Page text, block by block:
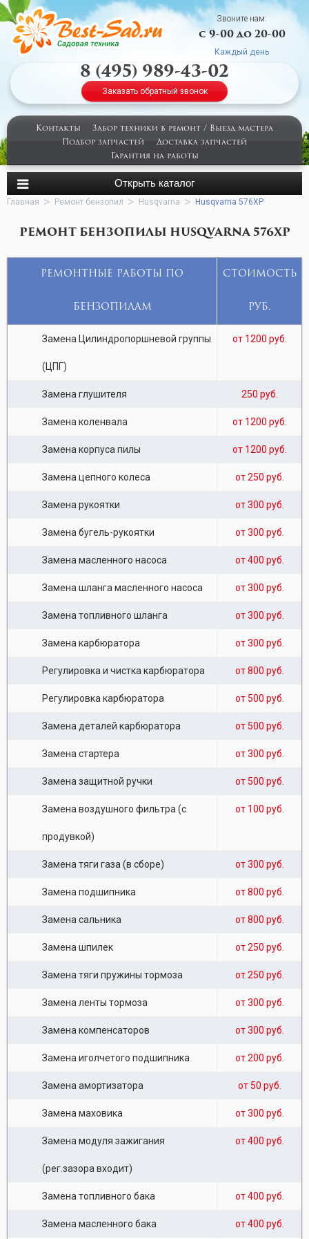
Звоните нам:
с 9-00 до 20-00
Каждый день
8 (495) 989-43-02
Заказать обратный звонок
Контакты
Забор техники в ремонт / Выезд мастера
Подбор запчастей
Доставка запчастей
Гарантия на работы
Главная Ремонт бензопил Husqvarna Husqvarna 576XP
РЕМОНТ БЕНЗОПИЛЫ HUSQVARNA 576XP
РЕМОНТНЫЕ РАБОТЫ ПО
БЕНЗОПИЛАМ
СТОИМОСТЬ
РУБ.
Замена Цилиндропоршневой группы
(ЦПГ)
от 1200 руб.
Замена глушителя 250 руб.
Замена коленвала от 1200 руб.
Замена корпуса пилы от 1200 руб.
Замена цепного колеса от 250 руб.
Замена рукоятки от 300 руб.
Замена бугель-рукоятки от 300 руб.
Замена масленного насоса от 400 руб.
Замена шланга масленного насоса от 300 руб.
Замена топливного шланга от 300 руб.
Замена карбюратора от 300 руб.
Регулировка и чистка карбюратора от 800 руб.
Регулировка карбюратора от 500 руб.
Замена деталей карбюратора от 500 руб.
Замена стартера от 300 руб.
Замена защитной ручки от 500 руб.
Замена воздушного фильтра (с
продувкой)
от 100 руб.
Замена тяги газа (в сборе) от 300 руб.
Замена подшипника от 800 руб.
Замена сальника от 800 руб.
Замена шпилек от 250 руб.
Замена тяги пружины тормоза от 250 руб.
Замена ленты тормоза от 300 руб.
Замена компенсаторов от 300 руб.
Замена иголчетого подшипника от 200 руб.
Замена амортизатора от 50 руб.
Замена маховика от 300 руб.
Замена модуля зажигания
(рег.зазора входит)
от 400 руб.
Замена топливного бака от 400 руб.
Замена масленного бака от 400 руб.